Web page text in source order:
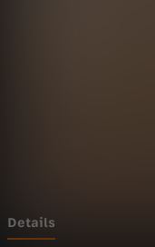
y
Details